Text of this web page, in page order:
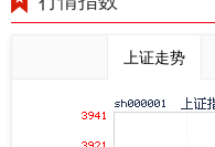
上证走势